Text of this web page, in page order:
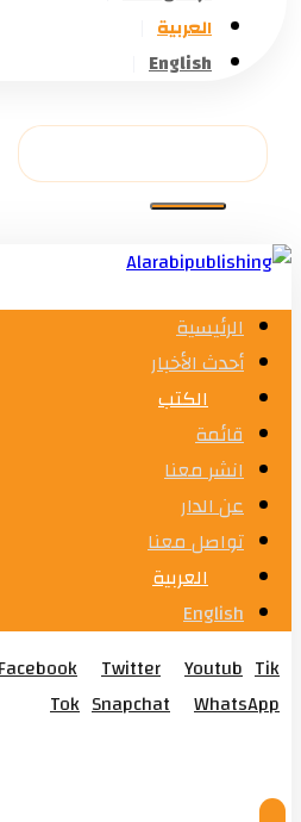
العربية
English
الرئيسية
أحدث الأخبار
الكتب
قائمة
انشر معنا
عن الدار
تواصل معنا
العربية
English
Twitter Youtub Tik
Tok Snapchat
WhatsApp